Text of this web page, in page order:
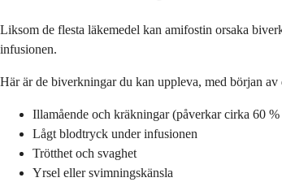
Liksom de flesta läkemedel kan amifostin orsaka
infusionen.
Här är de biverkningar du kan uppleva, med början av
Illamående och kräkningar (påverkar cirka 60 %
Lågt blodtryck under infusionen
Trötthet och svaghet
Yrsel eller svimningskänsla